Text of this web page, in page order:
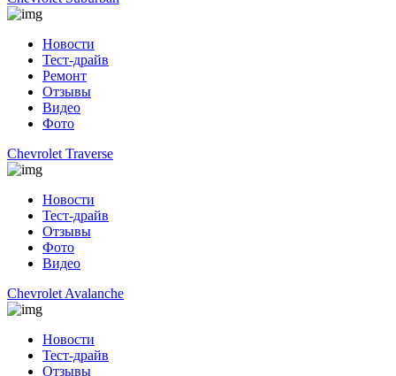
Новости
Тест-драйв
Ремонт
Отзывы
Видео
Фото
Chevrolet Traverse
Новости
Тест-драйв
Отзывы
Фото
Видео
Chevrolet Avalanche
Новости
Тест-драйв
Отзывы